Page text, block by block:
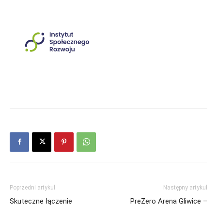
Poprzedni artykuł
Skuteczne łączenie
Następny artykuł
PreZero Arena Gliwice –